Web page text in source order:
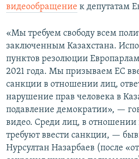
видеообращение к депутатам
«Мы требуем свободу всем
заключенным Казахстана.
пунктов резолюции
2021 года. Мы призываем ЕС
санкции в отношении лиц,
нарушение прав человека в
подавление демократии», —
видео. Среди лиц, в отношении
требуют ввести санкции, —
Нурсултан Назарбаев (после